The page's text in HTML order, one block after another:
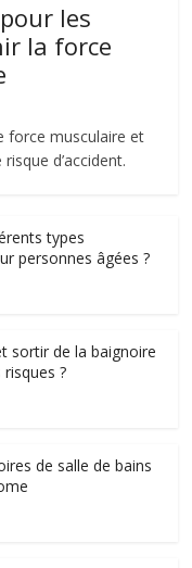
les
la force
force musculaire et
d’accident.
types
personnes âgées ?
sortir de la baignoire
?
de salle de bains